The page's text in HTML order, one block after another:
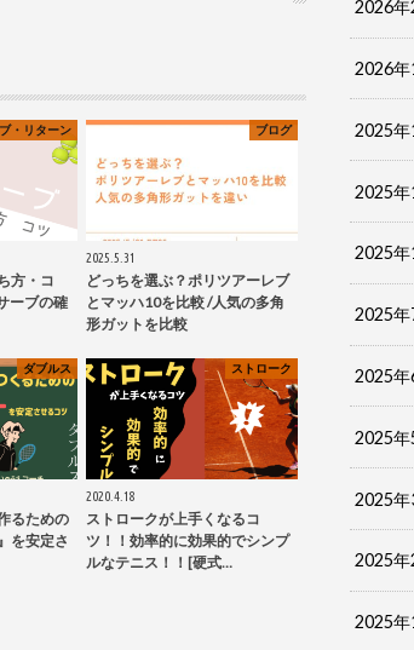
・リターン
方・コ
ーブの確
ブログ
2025.5.31
どっちを選ぶ？ポリツアーレブ
とマッハ10を比較 /人気の多角
形ガットを比較
ダブルス
るための
を安定さ
ストローク
2020.4.18
ストロークが上手くなるコ
ツ！！効率的に効果的でシンプ
ルなテニス！！[硬式…
2026年
2026年
2025年
2025年
2025年
2025年
2025年
2025年
2025年
2025年
2025年